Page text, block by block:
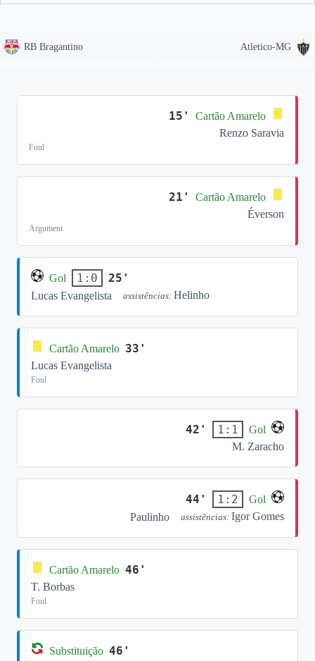
RB Bragantino Atletico-MG
15'
Cartão Amarelo
Renzo Saravia
Foul
21'
Cartão Amarelo
Éverson
Argument
Gol 1:0 25'
Lucas Evangelista assistências: Helinho
Cartão Amarelo 33'
Lucas Evangelista
Foul
42' 1:1
Gol
M. Zaracho
44' 1:2
Gol
Paulinho
assistências: Igor Gomes
Cartão Amarelo 46'
T. Borbas
Foul
Substituição 46'